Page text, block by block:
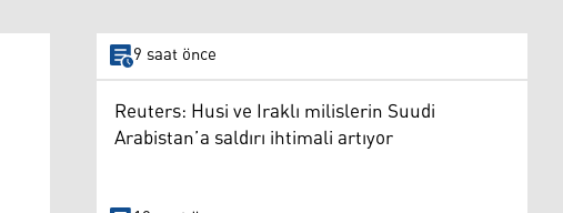
9 saat önce
Reuters: Husi ve Iraklı milislerin Suudi
Arabistan’a saldırı ihtimali artıyor